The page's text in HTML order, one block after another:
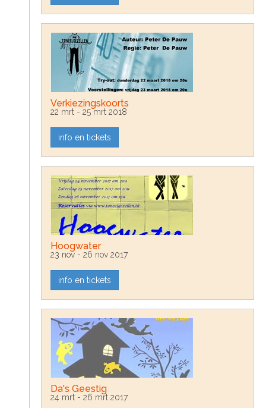
Verkiezingskoorts
22 mrt - 25 mrt 2018
info en tickets
Hoogwater
23 nov - 26 nov 2017
info en tickets
Da's Geestig
24 mrt - 26 mrt 2017